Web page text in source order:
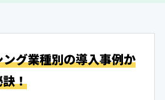
グ業種別の導入事例か
！